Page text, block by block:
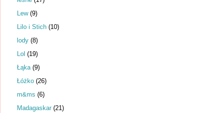
Lew (9)
Lilo i Stich (10)
lody (8)
Lol (19)
Łąka (9)
Łóżko (26)
m&ms (6)
Madagaskar (21)